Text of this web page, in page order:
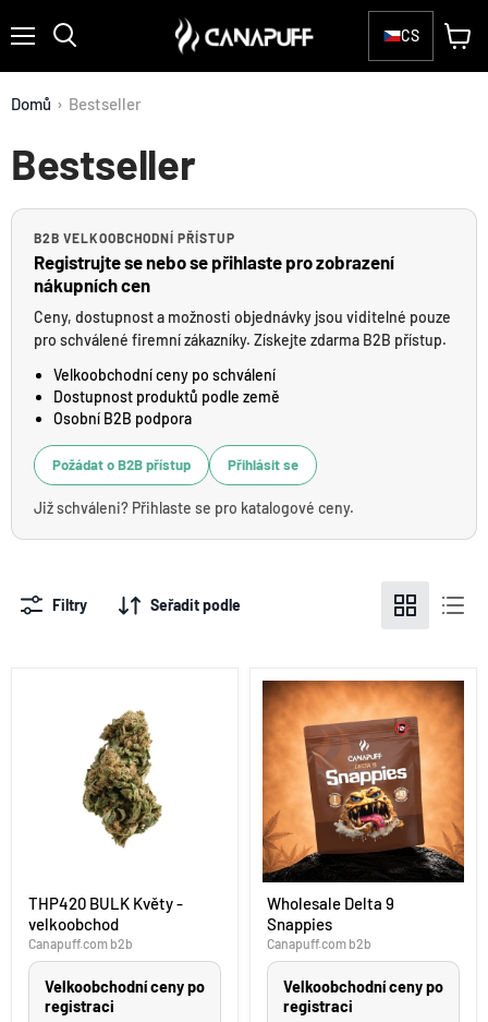
CS
košík
Domů › Bestseller
Bestseller
B2B VELKOOBCHODNÍ PŘÍSTUP
Registrujte se nebo se přihlaste pro zobrazení
nákupních cen
Ceny, dostupnost a možnosti objednávky jsou viditelné pouze
pro schválené firemní zákazníky. Získejte zdarma B2B přístup.
Velkoobchodní ceny po schválení
Dostupnost produktů podle země
Osobní B2B podpora
Požádat o B2B přístup Přihlásit se
Již schváleni? Přihlaste se pro katalogové ceny.
Filtry Seřadit podle
BULK
Květy
-
velkoobchod
THP420 BULK Květy -
velkoobchod
Canapuff.com b2b
Velkoobchodní ceny po
registraci
Delta
9
Snappies
Wholesale Delta 9
Snappies
Canapuff.com b2b
Velkoobchodní ceny po
registraci